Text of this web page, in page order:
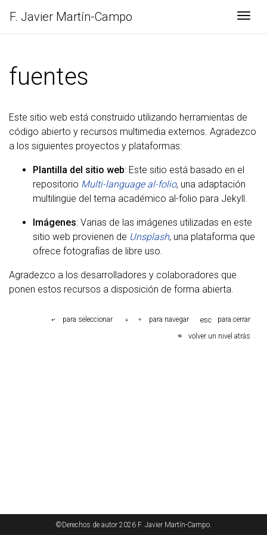
F. Javier Martín-Campo
fuentes
Este sitio web está construido utilizando herramientas de
código abierto y recursos multimedia externos. Agradezco
a los siguientes proyectos y plataformas:
Plantilla del sitio web: Este sitio está basado en el
repositorio Multi-language al-folio, una adaptación
multilingüe del tema académico al-folio para Jekyll.
Imágenes: Varias de las imágenes utilizadas en este
sitio web provienen de Unsplash, una plataforma que
ofrece fotografías de libre uso.
Agradezco a los desarrolladores y colaboradores que
ponen estos recursos a disposición de forma abierta.
©Derechos de autor 2026 F. Javier Martín-Campo.
para seleccionar para navegar esc
para cerrar
volver un nivel atrás